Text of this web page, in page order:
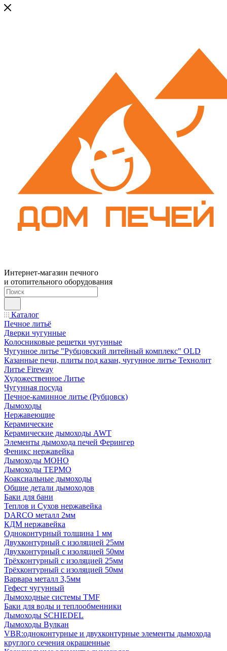
Интернет-магазин печного
и отопительного оборудования
Каталог
Печное литьё
Дверки чугунные
Колосниковые решетки чугунные
Чугунное литье "Рубцовский литейный комплекс" OLD
Казанные печи, плиты под казан, чугунное литье Технолит
Литье Fireway
Художественное Литье
Чугунная посуда
Печное-каминное литье (Рубцовск)
Дымоходы
Нержавеющие
Керамические
Керамические дымоходы AWT
Элементы дымохода печей Ферингер
Феникс нержавейка
Дымоходы МОНО
Дымоходы ТЕРМО
Коаксиальные дымоходы
Общие детали дымоходов
Баки для бани
Теплов и Сухов нержавейка
DARCO металл 2мм
КДМ нержавейка
Одноконтурный толщина 1 мм
Двухконтурный с изоляцией 25мм
Двухконтурный с изоляцией 50мм
Трёхконтурный с изоляцией 25мм
Трёхконтурный с изоляцией 50мм
Варвара металл 3,5мм
Гефест чугунный
Дымоходные системы TMF
Баки для воды и теплообменники
Дымоходы SCHIEDEL
Дымоходы Вулкан
VBR:одноконтурные и двухконтурные элементы дымохода
круглого сечения окрашенные